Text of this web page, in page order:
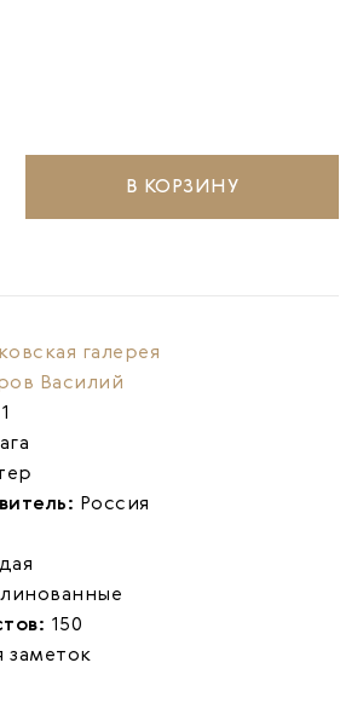
В КОРЗИНУ
галерея
Василий
Россия
150
заметок